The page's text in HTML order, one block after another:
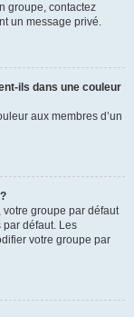
groupe, contactez
un message privé.
ils dans une couleur
aux membres d’un
groupe par défaut
défaut. Les
votre groupe par